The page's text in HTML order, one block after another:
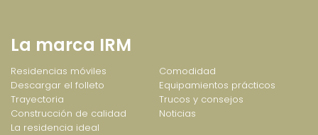
La marca IRM
Residencias móviles
Descargar el folleto
Trayectoria
Construcción de calidad
La residencia ideal
Comodidad
Equipamientos prácticos
Trucos y consejos
Noticias